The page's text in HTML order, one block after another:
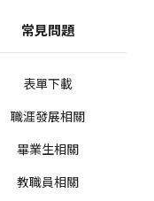
常見問題
表單下載
職涯發展相關
畢業生相關
教職員相關